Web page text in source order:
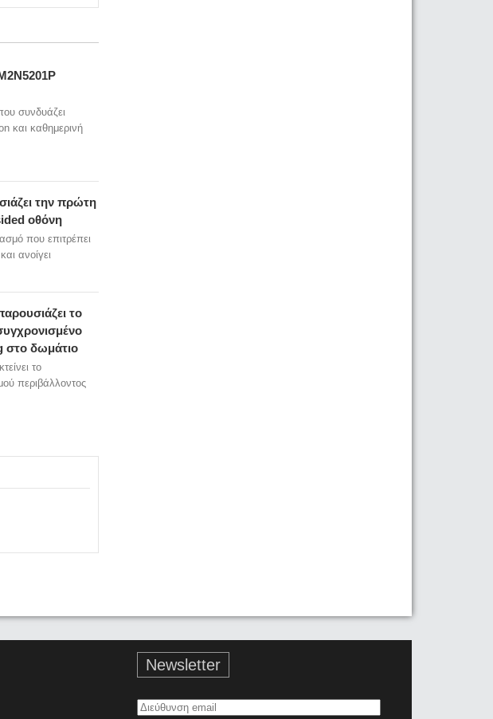
συνδυάζει
και καθημερινή
την πρώτη
οθόνη
που επιτρέπει
ανοίγει
το
στο δωμάτιο
το
περιβάλλοντος
Newsletter
Διεύθυνση